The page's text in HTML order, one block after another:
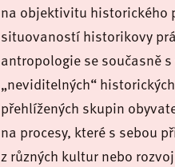
na objektivitu historického
situovaností historikovy
antropologie se současně
„neviditelných“
přehlížených skupin
na procesy, které s sebou
z různých kultur nebo